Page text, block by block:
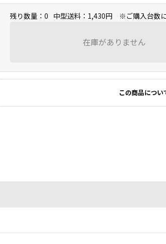
残り数量：0 中型送料：1,430円 ※ご購入台数に
在庫がありません
この商品につ